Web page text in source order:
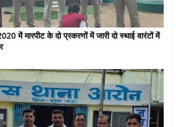
में मारपीट के दो प्रकरणों में जारी दो स्थाई वारंटों में